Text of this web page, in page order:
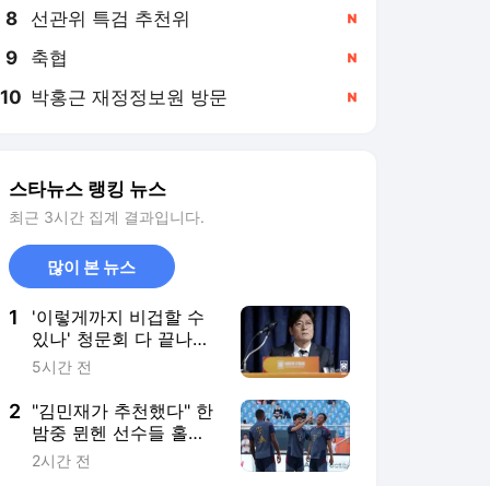
8 선관위 특검 추천위
9 축협
10 박홍근 재정정보원 방문
스타뉴스 랭킹 뉴스
최근 3시간 집계 결과입니다.
많이 본 뉴스
1
'이렇게까지 비겁할 수
있나' 청문회 다 끝나니
슬그머니 등장한 이임생
5시간 전
2 "김민재가 추천했다" 한
밤중 뮌헨 선수들 홀린
'K-야식'... '한국식 치킨'
2시간 전